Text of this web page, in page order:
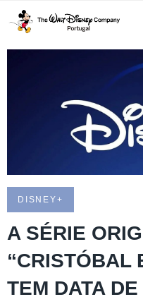
DISNEY+
A SÉRIE
“CRISTÓBAL
TEM DATA